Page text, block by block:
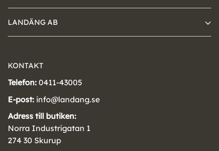
LANDÄNG AB
KONTAKT
Telefon: 0411-43005
E-post: info@landang.se
Adress till butiken:
Norra Industrigatan 1
274 30 Skurup